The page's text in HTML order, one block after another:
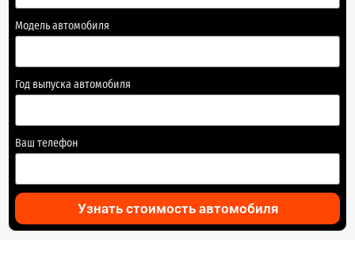
Модель автомобиля
Год выпуска автомобиля
Ваш телефон
Узнать стоимость автомобиля